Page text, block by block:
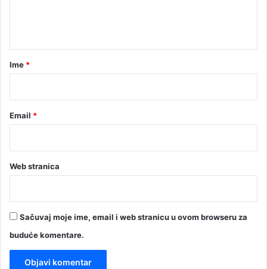
rIme *
Email *
Web stranica
Sačuvaj moje ime, email i web stranicu u ovom browseru za
buduće komentare.